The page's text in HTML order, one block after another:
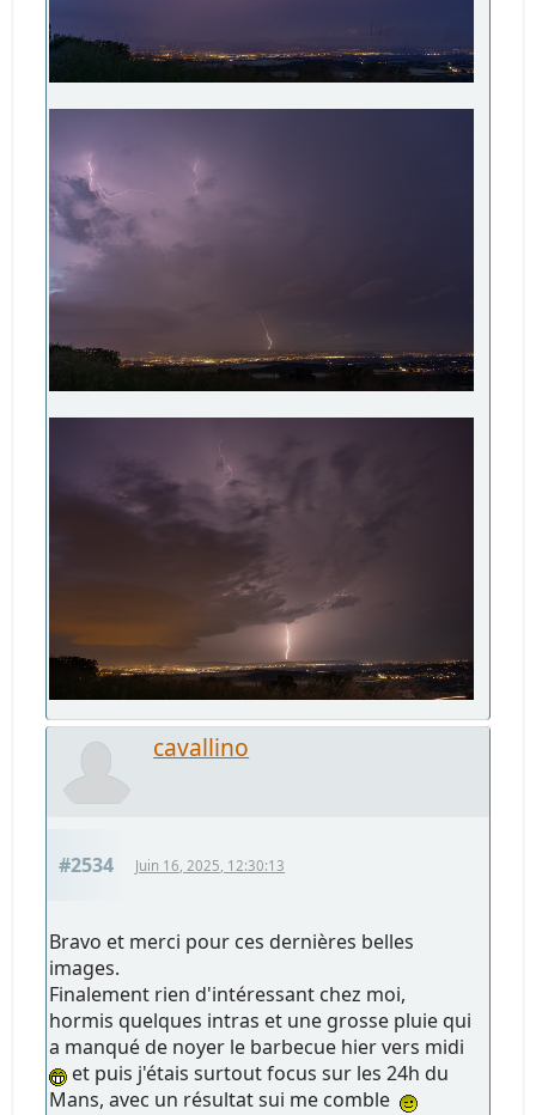
cavallino
#2534 Juin 16, 2025, 12:30:13
Bravo et merci pour ces dernières belles
images.
Finalement rien d'intéressant chez moi,
hormis quelques intras et une grosse pluie qui
a manqué de noyer le barbecue hier vers midi
et puis j'étais surtout focus sur les 24h du
Mans, avec un résultat sui me comble